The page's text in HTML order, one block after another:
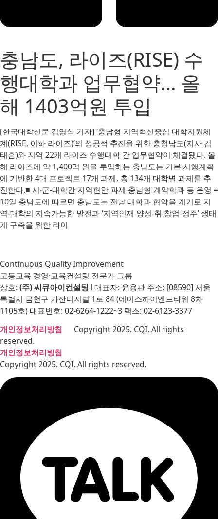
충남도, 라이즈(RISE) 수
행대학과 업무협약… 올
해 1403억원 투입
[한국대학신문 김영식 기자] ‘충남형 지역혁신중심 대학지원체
계(RISE, 이하 라이즈)’의 성공적 추진을 위한 충청남도(지사 김
태흠)와 지역 22개 라이즈 수행대학 간 업무협약이 체결됐다. 올
해 라이즈에 약 1,400억 원을 투입하는 충남도는 기본‧시행계획
에 기반한 4대 프로젝트 17개 과제, 총 134개 대학별 과제를 추
진한다.■ 시‧군-대학간 지역현안 과제‧충남형 계약학과 등 운영 =
10일 충남도에 따르면 충남도는 전날 대학과 협약을 계기로 지
역-대학의 지속가능한 발전과 ‘지역인재 양성-취‧창업-정주’ 생태
계 구축을 위한 라이
Continuous Quality Improvement
고등교육 경영·교육컨설팅 전문가 그룹
상호: (주) 씨큐아이컨설팅 l 대표자: 윤용관 주소: [08590] 서울
특별시 금천구 가산디지털 1로 84 (에이스하이엔드타워 8차
1105호) 대표번호: 02-6264-1222~3 팩스: 02-6123-3377
개인정보처리방침 Copyright 2025. CQI. All rights
reserved.
개인정보처리방침
Copyright 2025. CQI. All rights reserved.